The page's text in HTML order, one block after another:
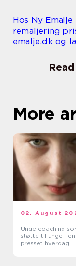
Hos Ny
remaljering
emalje.dk og
More
02. August
Unge coaching
støtte til unge i en
presset hverdag